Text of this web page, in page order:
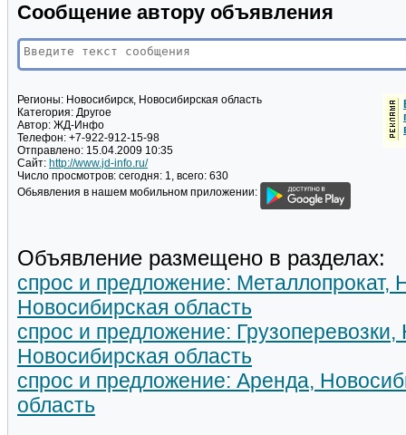
Сообщение автору объявления
Регионы: Новосибирск, Новосибирская область
Категория: Другое
Автор: ЖД-Инфо
Телефон: +7-922-912-15-98
Отправлено: 15.04.2009 10:35
Сайт: http://www.jd-info.ru/
Число просмотров: сегодня: 1, всего: 630
Обьявления в нашем мобильном приложении:
Объявление размещено в разделах:
спрос и предложение: Металлопрокат,
Новосибирская область
спрос и предложение: Грузоперевозки,
Новосибирская область
спрос и предложение: Аренда,
область